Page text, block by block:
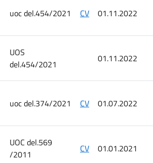
uoc del.454/2021 CV 01.11.2022
UOS
del.454/2021
01.11.2022
uoc del.374/2021 CV 01.07.2022
UOC del.569
/2011
CV 01.01.2021